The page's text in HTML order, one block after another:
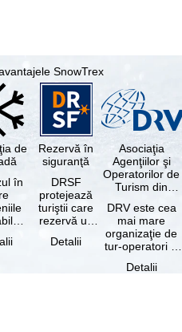
SnowTrex
de
în
ul
Rezervă în
siguranţă
DRSF
protejează
turiştii care
rezervă un
sau servicii
Detalii
Asociaţia
Agenţiilor şi
Operatorilor de
Turism din
DRV este cea
mai mare
organizaţie de
tur-operatori şi
turism din
Detalii